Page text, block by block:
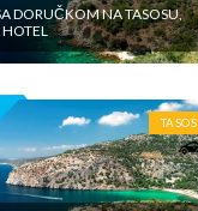
DORUČKOM NA TASOSU,
TASOS